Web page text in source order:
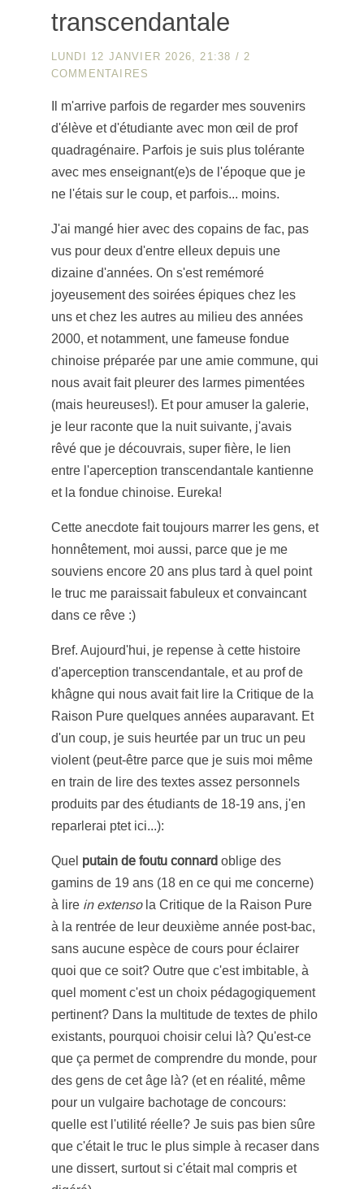
transcendantale
LUNDI 12 JANVIER 2026, 21:38 / 2
COMMENTAIRES
Il m'arrive parfois de regarder mes souvenirs
d'élève et d'étudiante avec mon œil de prof
quadragénaire. Parfois je suis plus tolérante
avec mes enseignant(e)s de l'époque que je
ne l'étais sur le coup, et parfois... moins.
J'ai mangé hier avec des copains de fac, pas
vus pour deux d'entre elleux depuis une
dizaine d'années. On s'est remémoré
joyeusement des soirées épiques chez les
uns et chez les autres au milieu des années
2000, et notamment, une fameuse fondue
chinoise préparée par une amie commune, qui
nous avait fait pleurer des larmes pimentées
(mais heureuses!). Et pour amuser la galerie,
je leur raconte que la nuit suivante, j'avais
rêvé que je découvrais, super fière, le lien
entre l'aperception transcendantale kantienne
et la fondue chinoise. Eureka!
Cette anecdote fait toujours marrer les gens, et
honnêtement, moi aussi, parce que je me
souviens encore 20 ans plus tard à quel point
le truc me paraissait fabuleux et convaincant
dans ce rêve :)
Bref. Aujourd'hui, je repense à cette histoire
d'aperception transcendantale, et au prof de
khâgne qui nous avait fait lire la Critique de la
Raison Pure quelques années auparavant. Et
d'un coup, je suis heurtée par un truc un peu
violent (peut-être parce que je suis moi même
en train de lire des textes assez personnels
produits par des étudiants de 18-19 ans, j'en
reparlerai ptet ici...):
Quel putain de foutu connard oblige des
gamins de 19 ans (18 en ce qui me concerne)
à lire in extensola Critique de la Raison Pure
à la rentrée de leur deuxième année post-bac,
sans aucune espèce de cours pour éclairer
quoi que ce soit? Outre que c'est imbitable, à
quel moment c'est un choix pédagogiquement
pertinent? Dans la multitude de textes de philo
existants, pourquoi choisir celui là? Qu'est-ce
que ça permet de comprendre du monde, pour
des gens de cet âge là? (et en réalité, même
pour un vulgaire bachotage de concours:
quelle est l'utilité réelle? Je suis pas bien sûre
que c'était le truc le plus simple à recaser dans
une dissert, surtout si c'était mal compris et